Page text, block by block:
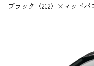
ブラック〈202〉×マッドバ